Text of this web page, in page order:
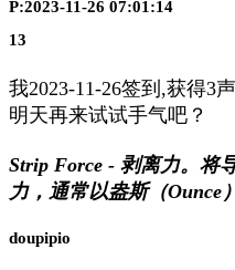
P:2023-11-26 07:01:14
13
我2023-11-26签到,获得3
明天再来试试手气吧？
Strip Force - 剥离力。将
力，通常以盎斯（Ounce
doupipio